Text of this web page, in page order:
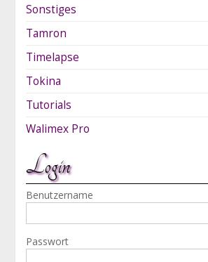
Sonstiges
Tamron
Timelapse
Tokina
Tutorials
Walimex Pro
Login
Benutzername
Passwort